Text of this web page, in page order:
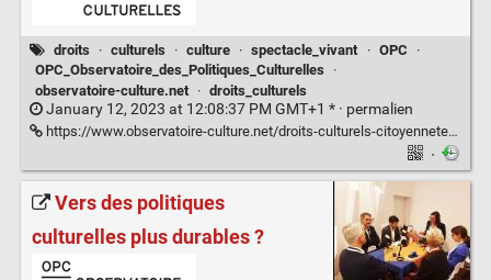
droits · culturels · culture · spectacle_vivant · OPC
·
OPC_Observatoire_des_Politiques_Culturelles
·
observatoire-culture.net
· droits_culturels
January 12, 2023 at 12:08:37 PM GMT+1 * · permalien
https://www.observatoire-culture.net/droits-culturels-citoyennete-differenciee-vers-redecouverte-agir-culturel-commun/
·
Vers des politiques
culturelles plus durables ?